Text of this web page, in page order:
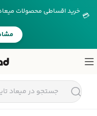
💳 خرید اقساطی محصولات